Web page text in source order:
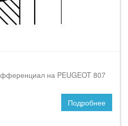
на PEUGEOT 807
Подробнее